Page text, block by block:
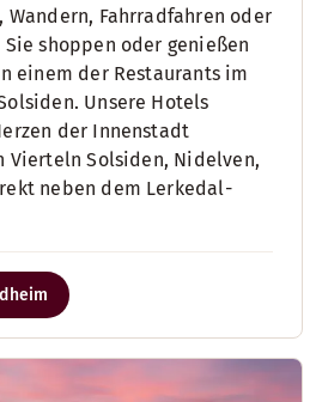
Wandern, Fahrradfahren oder
shoppen oder genießen
einem der Restaurants im
Unsere Hotels
der Innenstadt
Vierteln Solsiden, Nidelven,
neben dem Lerkedal-